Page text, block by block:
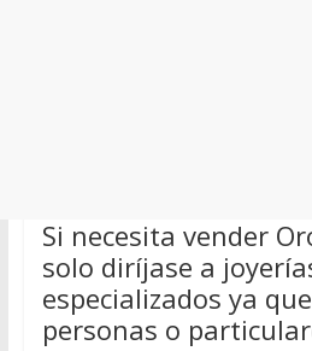
Si necesita vender
solo diríjase a
especializados ya
personas o